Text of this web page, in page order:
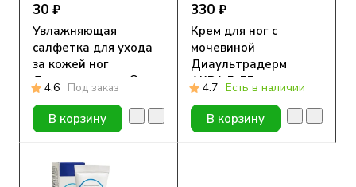
30 ₽
Увлажняющая
салфетка для ухода
за кожей ног
Диаультрадерм®
АКВА
4.6 Под заказ
В корзину
330 ₽
Крем для ног с
мочевиной
Диаультрадерм
АКВА 5, 75 мл.
4.7 Есть в наличии
В корзину